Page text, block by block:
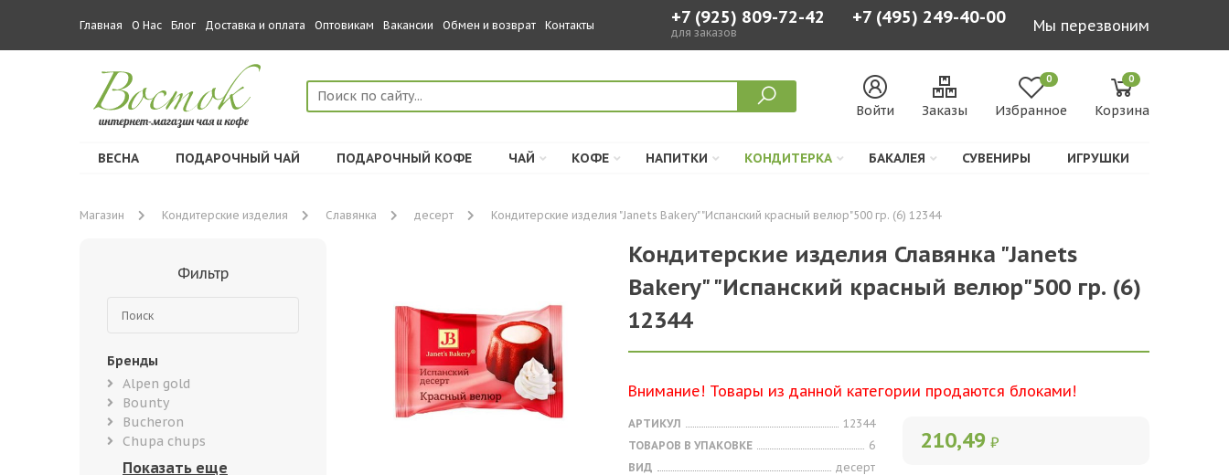
Главная О Нас Блог Доставка и оплата Оптовикам Вакансии Обмен и возврат Контакты +7 (925) 809-72-42
для заказов
+7 (495) 249-40-00 Мы перезвоним
Войти Заказы
0
Избранное
0
Корзина
ВЕСНА ПОДАРОЧНЫЙ ЧАЙ ПОДАРОЧНЫЙ КОФЕ ЧАЙ КОФЕ НАПИТКИ КОНДИТЕРКА БАКАЛЕЯ СУВЕНИРЫ ИГРУШКИ
Магазин Кондитерские изделия Славянка десерт Кондитерские изделия "Janets Bakery" "Испанский красный велюр"500 гр. (6) 12344
Фильтр
Бренды
Alpen gold
Bounty
Bucheron
Chupa chups
Кондитерские изделия Славянка "Janets
Bakery" "Испанский красный велюр"500 гр. (6)
12344
Внимание! Товары из данной категории продаются блоками!
АРТИКУЛ
12344
ТОВАРОВ В УПАКОВКЕ
6
ВИД
десерт
210,49 ₽